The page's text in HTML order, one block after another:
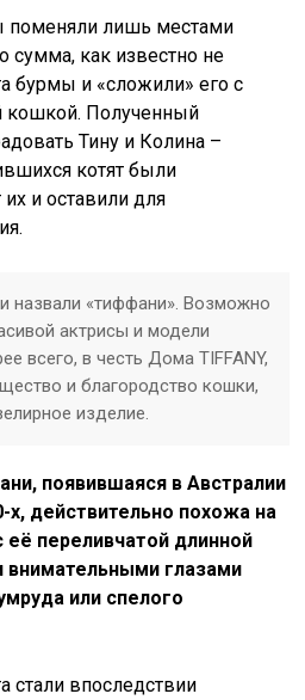
поменяли лишь местами
сумма, как известно не
бурмы и «сложили» его с
кошкой. Полученный
Тину и Колина –
котят были
и оставили для
назвали «тиффани». Возможно
актрисы и модели
всего, в честь Дома TIFFANY,
и благородство кошки,
изделие.
появившаяся в Австралии
х, действительно похожа на
переливчатой длинной
глазами
или спелого
стали впоследствии